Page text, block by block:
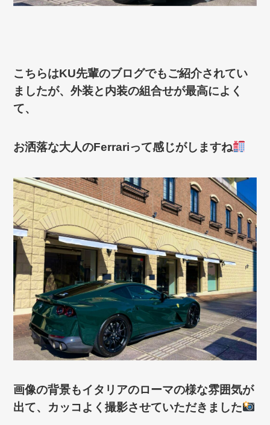
こちらはKU先輩のブログでもご紹介されてい
ましたが、外装と内装の組合せが最高によく
て、
お洒落な大人のFerrariって感じがしますね
画像の背景もイタリアのローマの様な雰囲気が
出て、カッコよく撮影させていただきました